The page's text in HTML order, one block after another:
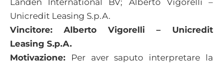
Unicredit Leasing S.p.A.
Vincitore: Alberto Vigorelli – Unicredit
Leasing S.p.A.
Motivazione:
Per aver saputo interpretare la